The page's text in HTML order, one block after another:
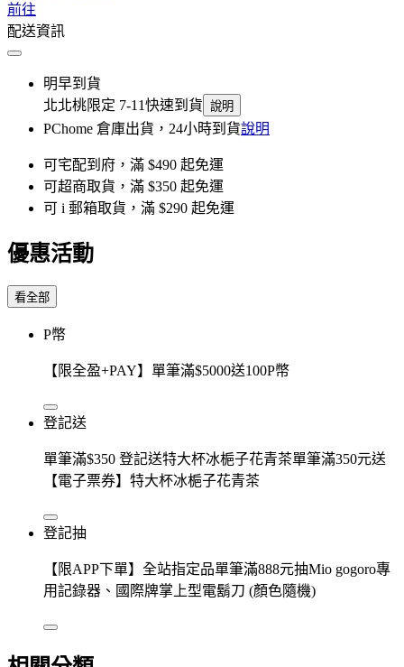
前往
配送資訊
明早到貨
北北桃限定 7-11快速到貨 說明
PChome 倉庫出貨，24小時到貨說明
可宅配到府，滿 $490 起免運
可超商取貨，滿 $350 起免運
可 i 郵箱取貨，滿 $290 起免運
優惠活動
看全部
P幣
【限全盈+PAY】單筆滿$5000送100P幣
登記送
單筆滿$350 登記送特大杯冰梔子花青茶單筆滿350元送
【電子票券】特大杯冰梔子花青茶
登記抽
【限APP下單】全站指定品單筆滿888元抽Mio gogoro專
用記錄器、國際牌掌上型電鬍刀 (顏色隨機)